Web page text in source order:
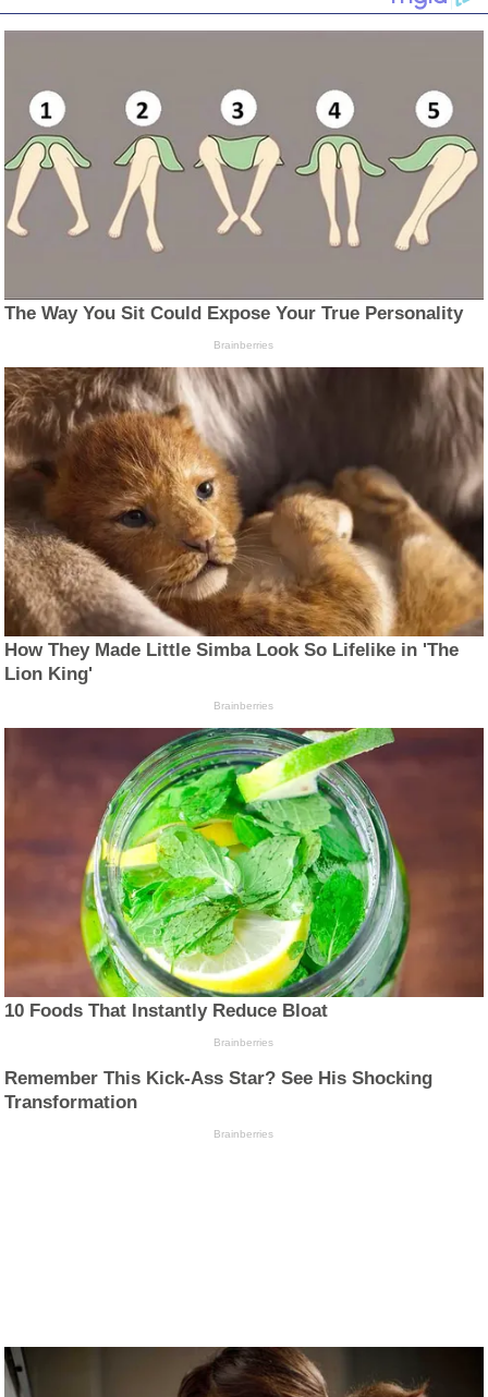
The Way You Sit Could Expose Your True Personality
Brainberries
How They Made Little Simba Look So Lifelike in 'The
Lion King'
Brainberries
10 Foods That Instantly Reduce Bloat
Brainberries
Remember This Kick-Ass Star? See His Shocking
Transformation
Brainberries